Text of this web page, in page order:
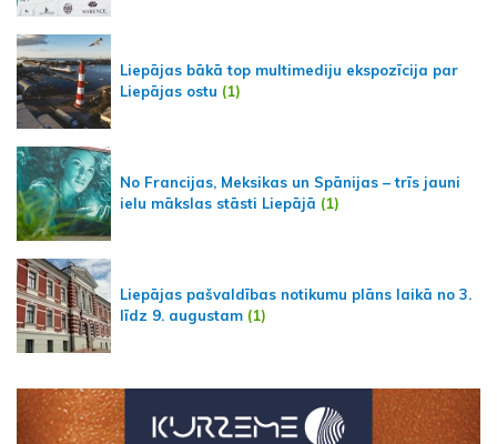
Liepājas bākā top multimediju ekspozīcija par
Liepājas ostu (1)
No Francijas, Meksikas un Spānijas – trīs jauni
ielu mākslas stāsti Liepājā (1)
Liepājas pašvaldības notikumu plāns laikā no 3.
līdz 9. augustam (1)